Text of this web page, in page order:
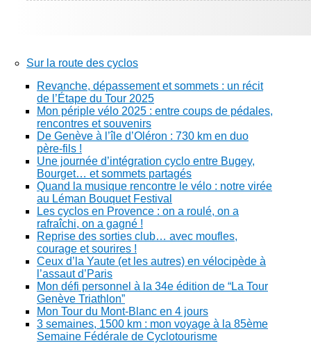
Sur la route des cyclos
Revanche, dépassement et sommets : un récit
de l’Étape du Tour 2025
Mon périple vélo 2025 : entre coups de pédales,
rencontres et souvenirs
De Genève à l’île d’Oléron : 730 km en duo
père-fils !
Une journée d’intégration cyclo entre Bugey,
Bourget… et sommets partagés
Quand la musique rencontre le vélo : notre virée
au Léman Bouquet Festival
Les cyclos en Provence : on a roulé, on a
rafraîchi, on a gagné !
Reprise des sorties club… avec moufles,
courage et sourires !
Ceux d’la Yaute (et les autres) en vélocipède à
l’assaut d’Paris
Mon défi personnel à la 34e édition de “La Tour
Genève Triathlon”
Mon Tour du Mont-Blanc en 4 jours
3 semaines, 1500 km : mon voyage à la 85ème
Semaine Fédérale de Cyclotourisme